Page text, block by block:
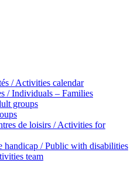
/ Activities calendar
/ Individuals – Families
groups
de loisirs / Activities for
handicap / Public with disabilities
team